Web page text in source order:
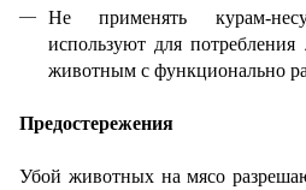
Не применять курам-
используют для
животным с функционально
Предостережения
Убой животных на мясо